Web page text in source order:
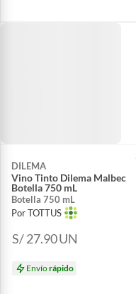
DILEMA
Vino Tinto Dilema Malbec
Botella 750 mL
Botella 750 mL
Por TOTTUS
S/ 27.90UN
Envíorápido